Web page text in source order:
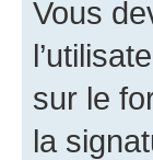
Vous
sur le
la